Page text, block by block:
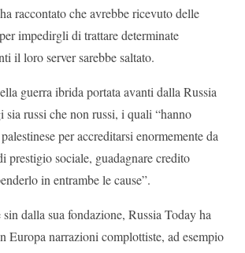
raccontato che avrebbe ricevuto delle
impedirgli di trattare determinate
il loro server sarebbe saltato.
guerra ibrida portata avanti dalla Russia
sia russi che non russi, i quali “hanno
per accreditarsi enormemente da
prestigio sociale, guadagnare credito
in entrambe le cause”.
dalla sua fondazione, Russia Today ha
Europa narrazioni complottiste, ad esempio